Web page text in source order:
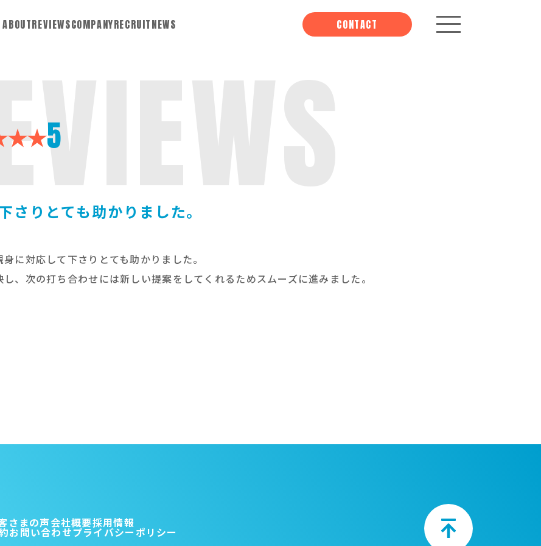
ABOUTREVIEWSCOMPANYRECRUITNEWS CONTACT
5
さりとても助かりました。
に対応して下さりとても助かりました。
、次の打ち合わせには新しい提案をしてくれるためスムーズに進みました。
さまの声会社概要採用情報
お問い合わせプライバシーポリシー